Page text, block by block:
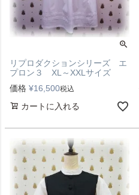
リプロダクションシリーズ エ
プロン３ XL～XXLサイズ
価格 ¥16,500税込
カートに入れる